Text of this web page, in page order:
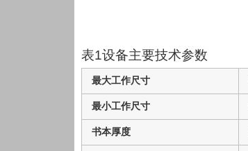
表1设备主要技术参数
最大工作尺寸
最小工作尺寸
书本厚度